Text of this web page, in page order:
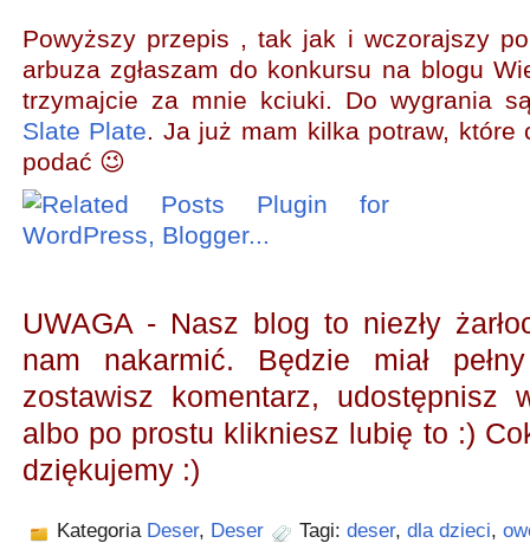
Powyższy przepis , tak jak i wczorajszy
arbuzazgłaszam do konkursu na blogu
trzymajcie za mnie kciuki. Do wygrania
Slate Plate. Ja już mam kilka potraw, które
podać 😉
UWAGA - Nasz blog to niezły
nam nakarmić. Będzie miał
zostawisz komentarz,
albo po prostu klikniesz lubię to :)
dziękujemy :)
Kategoria Deser, Deser Tagi: deser, dla dzieci,